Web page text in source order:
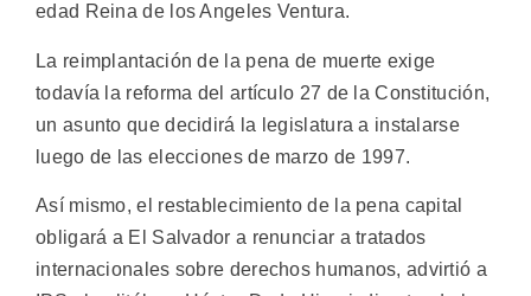
edad Reina de los Angeles Ventura.
La reimplantación de la pena de muerte exige
todavía la reforma del artículo 27 de la Constitución,
un asunto que decidirá la legislatura a instalarse
luego de las elecciones de marzo de 1997.
Así mismo, el restablecimiento de la pena capital
obligará a El Salvador a renunciar a tratados
internacionales sobre derechos humanos, advirtió a